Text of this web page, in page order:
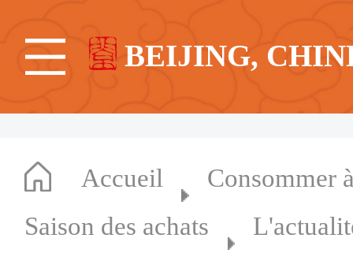
BEIJING,
Accueil
Consommer
Saison des achats